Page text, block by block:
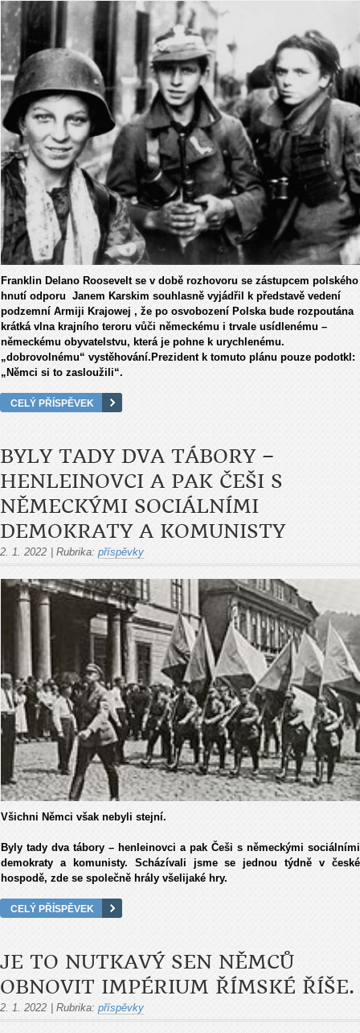
Franklin Delano Roosevelt se v době rozhovoru se zástupcem polského
hnutí odporu Janem Karskim souhlasně vyjádřil k představě vedení
podzemní Armiji Krajowej , že po osvobození Polska bude rozpoutána
krátká vlna krajního teroru vůči německému i trvale usídlenému –
německému obyvatelstvu, která je pohne k urychlenému.
„dobrovolnému“ vystěhování.Prezident k tomuto plánu pouze podotkl:
„Němci si to zasloužili“.
CELÝ PŘÍSPĚVEK
BYLY TADY DVA TÁBORY –
HENLEINOVCI A PAK ČEŠI S
NĚMECKÝMI SOCIÁLNÍMI
DEMOKRATY A KOMUNISTY
2. 1. 2022 | Rubrika: příspěvky
Všichni Němci však nebyli stejní.
Byly tady dva tábory – henleinovci a pak Češi s německými sociálními
demokraty a komunisty. Scházívali jsme se jednou týdně v české
hospodě, zde se společně hrály všelijaké hry.
CELÝ PŘÍSPĚVEK
JE TO NUTKAVÝ SEN NĚMCŮ
OBNOVIT IMPÉRIUM ŘÍMSKÉ ŘÍŠE.
2. 1. 2022 Rubrika: příspěvky